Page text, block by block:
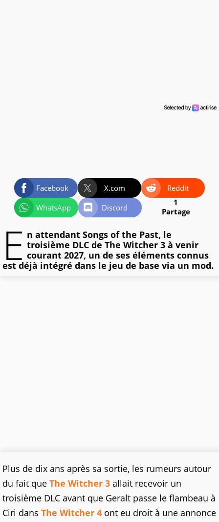
Facebook X.com
Reddit
WhatsApp
Discord
1
Partage
E n attendant Songs of the Past, le
troisième DLC de The Witcher 3 à venir
courant 2027, un de ses éléments connus
est déjà intégré dans le jeu de base via un mod.
Plus de dix ans après sa sortie, les rumeurs autour
du fait que The Witcher 3 allait recevoir un
troisième DLC avant que Geralt passe le flambeau à
Ciri dans The Witcher 4 ont eu droit à une annonce